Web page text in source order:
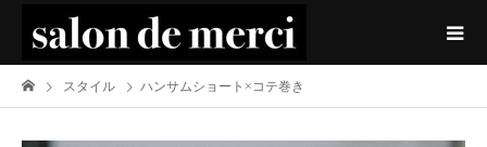
スタイル ハンサムショート×コテ巻き